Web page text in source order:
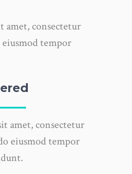
amet, consectetur
tempor
amet, consectetur
eiusmod tempor